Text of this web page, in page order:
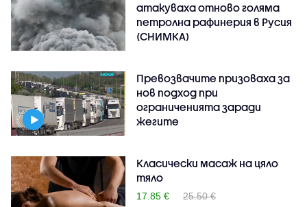
атакуваха отново голяма
петролна рафинерия в Русия
(СНИМКА)
Превозвачите призоваха за
нов подход при
ограниченията заради
жегите
Класически масаж на цяло
тяло
17.85 €
25.50 €